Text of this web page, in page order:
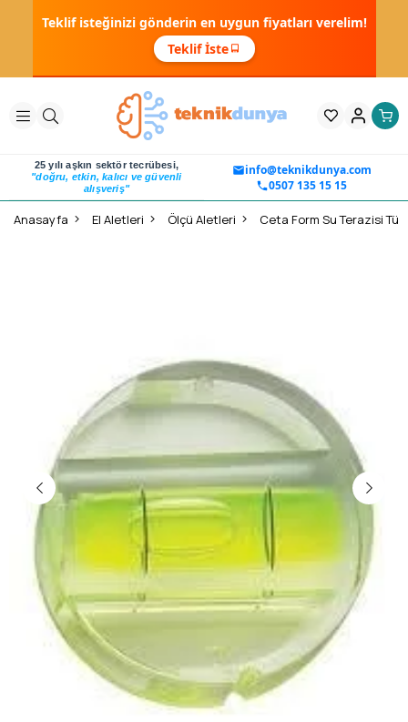
Teklif isteğinizi gönderin en uygun fiyatları verelim!
Teklif İste
25 yılı aşkın sektör tecrübesi,
"doğru, etkin, kalıcı ve güvenli
alışveriş"
info@teknikdunya.com
0507 135 15 15
Anasayfa El Aletleri Ölçü Aletleri